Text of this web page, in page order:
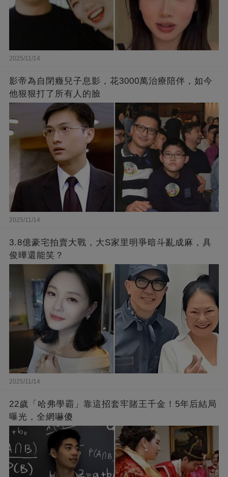
2025/11/14
影帝為自閉癥兒子息影，花3000萬治療陪伴，如今
他狠狠打了所有人的臉
2025/11/14
3.8億豪宅拍賣大戰，大S家里明爭暗斗亂成麻，具
俊曄還能笑？
2025/11/14
22歲「哈弗學霸」靠這招套牢賭王千金！5年后結局
曝光，全網嚇傻